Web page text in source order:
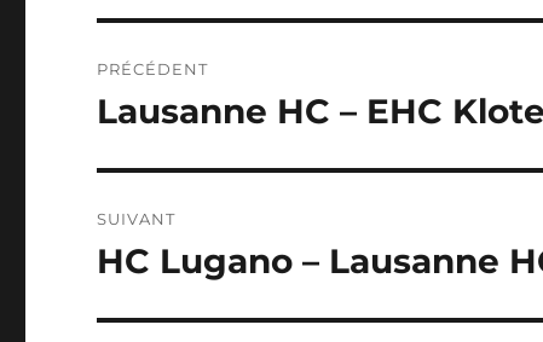
DE
PRÉCÉDENT
Publication
Lausanne HC – EHC
SUIVANT
Publication
HC Lugano – Lausanne